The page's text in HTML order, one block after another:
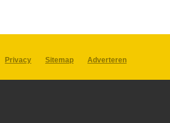
Privacy Sitemap
Adverteren